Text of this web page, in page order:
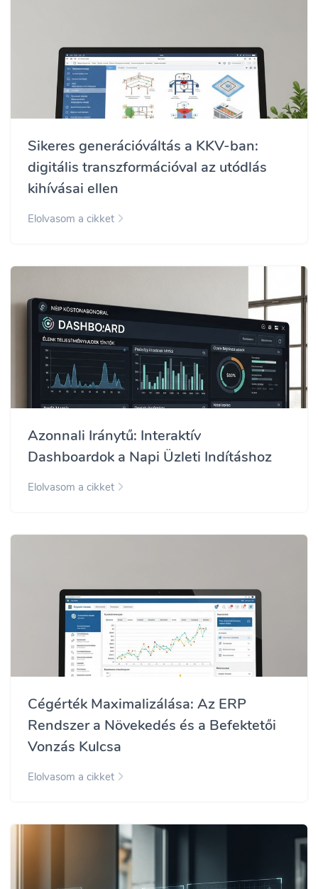
Sikeres generációváltás a KKV-ban:
digitális transzformációval az utódlás
kihívásai ellen
Elolvasom a cikket
Azonnali Iránytű: Interaktív
Dashboardok a Napi Üzleti Indításhoz
Elolvasom a cikket
Cégérték Maximalizálása: Az ERP
Rendszer a Növekedés és a Befektetői
Vonzás Kulcsa
Elolvasom a cikket